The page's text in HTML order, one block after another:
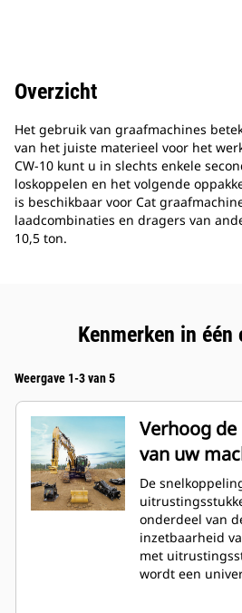
Overzicht
Het gebruik van graafmachines
van het juiste materieel voor het
CW-10 kunt u in slechts enkele
loskoppelen en het volgende
is beschikbaar voor Cat
laadcombinaties en dragers van
10,5 ton.
Kenmerken in één
Weergave 1-3 van 5
Verhoog
van uw
De
onderdeel van
inzetbaarheid
met
wordt een